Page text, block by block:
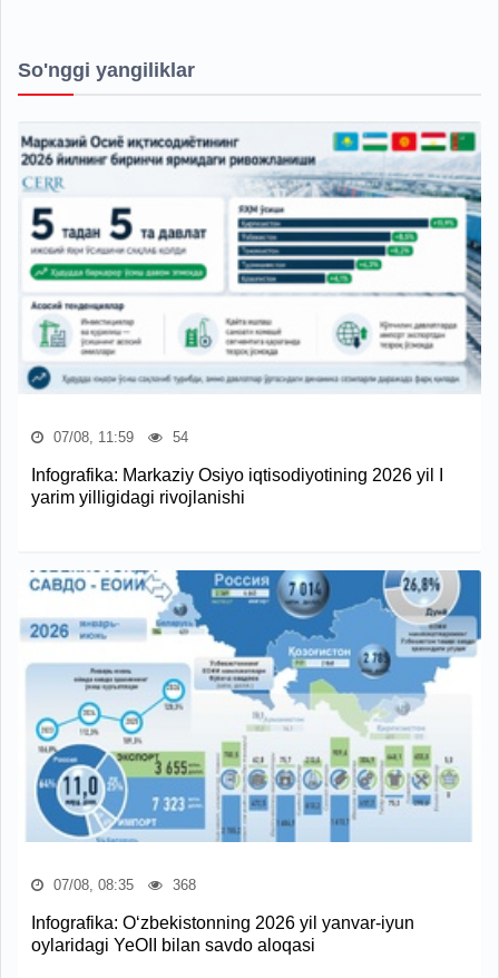
So'nggi yangiliklar
07/08, 11:59 54
Infografika: Markaziy Osiyo iqtisodiyotining 2026 yil I
yarim yilligidagi rivojlanishi
07/08, 08:35 368
Infografika: O‘zbekistonning 2026 yil yanvar-iyun
oylaridagi YeOII bilan savdo aloqasi